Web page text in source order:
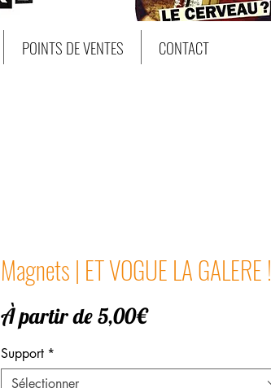
POINTS DE VENTES CONTACT
Magnets | ET VOGUE LA GALERE !
À partir de5,00€Prix
Support *
Sélectionner